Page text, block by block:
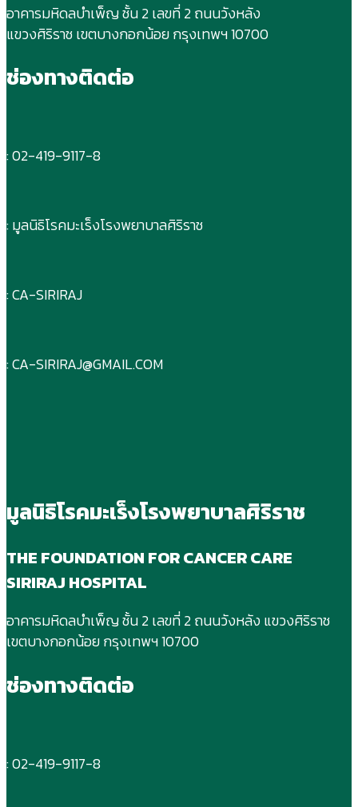
อาคารมหิดลบําเพ็ญ ชั้น 2 เลขที่ 2 ถนนวังหลัง
แขวงศิริราช เขตบางกอกน้อย กรุงเทพฯ 10700
ช่องทางติดต่อ
: 02-419-9117-8
: มูลนิธิโรคมะเร็งโรงพยาบาลศิริราช
: CA-SIRIRAJ
: CA-SIRIRAJ@GMAIL.COM
มูลนิธิโรคมะเร็งโรงพยาบาลศิริราช
THE FOUNDATION FOR CANCER CARE
SIRIRAJ HOSPITAL
อาคารมหิดลบําเพ็ญ ชั้น 2 เลขที่ 2 ถนนวังหลัง แขวงศิริราช
เขตบางกอกน้อย กรุงเทพฯ 10700
ช่องทางติดต่อ
: 02-419-9117-8